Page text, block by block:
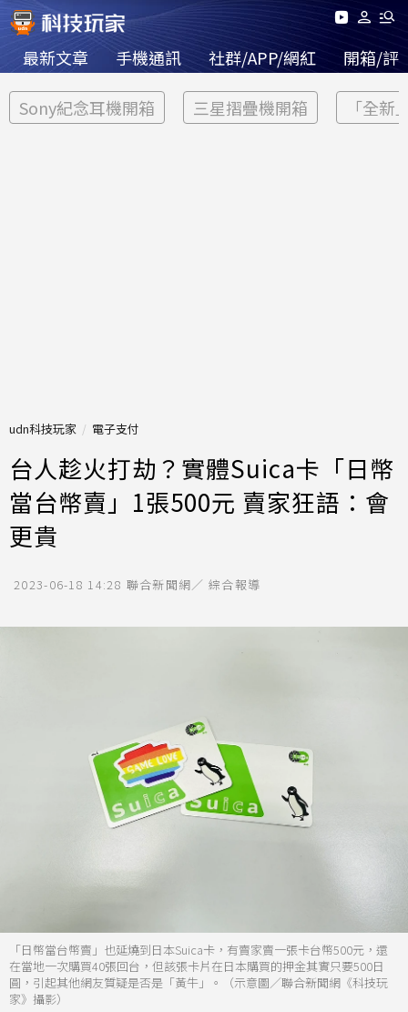
最新文章 手機通訊 社群/APP/網紅 開箱/評
Sony紀念耳機開箱 三星摺疊機開箱 「全新
udn科技玩家 電子支付
台人趁火打劫？實體Suica卡「日幣
當台幣賣」1張500元 賣家狂語：會
更貴
2023-06-18 14:28 聯合新聞網／ 綜合報導
「日幣當台幣賣」也延燒到日本Suica卡，有賣家賣一張卡台幣500元，還
在當地一次購買40張回台，但該張卡片在日本購買的押金其實只要500日
圓，引起其他網友質疑是否是「黃牛」。（示意圖／聯合新聞網《科技玩
家》攝影）